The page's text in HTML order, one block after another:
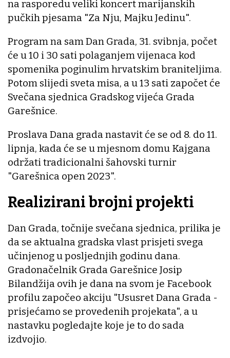
na rasporedu veliki koncert marijanskih
pučkih pjesama "Za Nju, Majku Jedinu".
Program na sam Dan Grada, 31. svibnja, počet
će u 10 i 30 sati polaganjem vijenaca kod
spomenika poginulim hrvatskim braniteljima.
Potom slijedi sveta misa, a u 13 sati započet će
Svečana sjednica Gradskog vijeća Grada
Garešnice.
Proslava Dana grada nastavit će se od 8. do 11.
lipnja, kada će se u mjesnom domu Kajgana
održati tradicionalni šahovski turnir
"Garešnica open 2023".
Realizirani brojni projekti
Dan Grada, točnije svečana sjednica, prilika je
da se aktualna gradska vlast prisjeti svega
učinjenog u posljednjih godinu dana.
Gradonačelnik Grada Garešnice Josip
Bilandžija ovih je dana na svom je Facebook
profilu započeo akciju "Ususret Dana Grada -
prisjećamo se provedenih projekata", a u
nastavku pogledajte koje je to do sada
izdvojio.